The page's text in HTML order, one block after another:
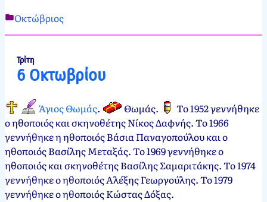
Νεκτάριος
5
20125
Οκτωβρίου,
Οκτώβριος
Τρίτη
6 Οκτωβρίου
Άγιος Θωμάς. Θωμάς.
Το 1952 γεννήθηκε
ο ηθοποιός και σκηνοθέτης Νίκος Δαφνής. Το 1966
γεννήθηκε η ηθοποιός Βάσια Παναγοπούλου και ο
ηθοποιός Βασίλης Μεταξάς. Το 1969 γεννήθηκε ο
ηθοποιός και σκηνοθέτης Βασίλης Σαμαριτάκης. Το 1974
γεννήθηκε ο ηθοποιός Αλέξης Γεωργούλης. Το 1979
γεννήθηκε ο ηθοποιός Κώστας Δόξας.